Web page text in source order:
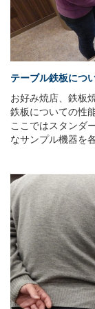
テーブル鉄板につ
お好み焼店、鉄板
鉄板についての性
ここではスタンダ
なサンプル機器を